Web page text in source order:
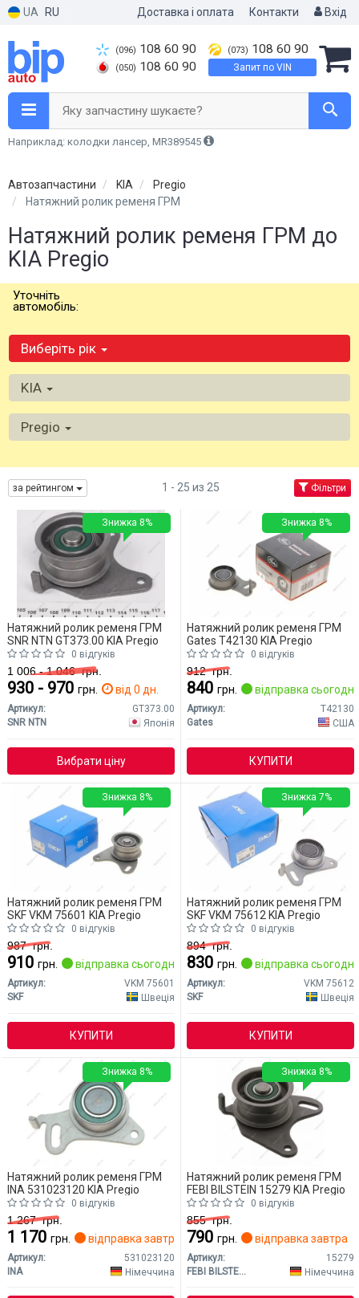
UA RU Доставка і оплата Контакти Вхід
(096) 108 60 90
(050) 108 60 90
(073) 108 60 90
Запит по VIN
Яку запчастину шукаєте?
Наприклад: колодки лансер, MR389545
Автозапчастини KIA
Pregio
Натяжний ролик ременя ГРМ
Натяжний ролик ременя ГРМ до
KIA Pregio
Уточніть
автомобіль:
Виберіть рік
KIA
Pregio
за рейтингом 1 - 25 из 25 Фільтри
Натяжний ролик ременя ГРМ
SNR NTN GT373.00 KIA Pregio
0 відгуків
1 006 - 1 046грн.
930 - 970 грн. від 0 дн.
Артикул:
GT373.00
SNR NTN
Японія
Вибрати ціну
Знижка 8%
Натяжний ролик ременя ГРМ
Gates T42130 KIA Pregio
0 відгуків
912грн.
840 грн. відправка сьогодні
Артикул:
T42130
Gates
США
КУПИТИ
Знижка 8%
Натяжний ролик ременя ГРМ
SKF VKM 75601 KIA Pregio
0 відгуків
987грн.
910 грн. відправка сьогодні
Артикул:
VKM 75601
SKF
Швеція
КУПИТИ
Знижка 8%
Натяжний ролик ременя ГРМ
SKF VKM 75612 KIA Pregio
0 відгуків
894грн.
830 грн. відправка сьогодні
Артикул:
VKM 75612
SKF
Швеція
КУПИТИ
Знижка 7%
Натяжний ролик ременя ГРМ
INA 531023120 KIA Pregio
0 відгуків
1 267грн.
1 170 грн. відправка завтра
Артикул:
531023120
INA
Німеччина
Знижка 8%
Натяжний ролик ременя ГРМ
FEBI BILSTEIN 15279 KIA Pregio
0 відгуків
855грн.
790 грн. відправка завтра
Артикул:
15279
FEBI BILSTEIN
Німеччина
Знижка 8%